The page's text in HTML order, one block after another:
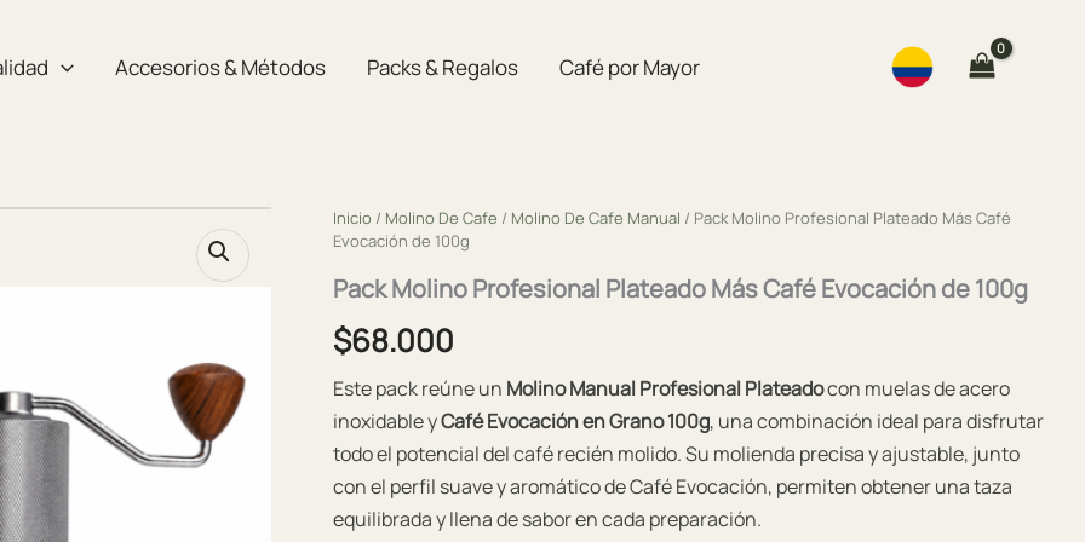
Accesorios & Métodos Packs & Regalos Café por Mayor
Inicio / Molino De Cafe / Molino De Cafe Manual / Pack Molino Profesional Plateado Más Café
Evocación de 100g
Pack Molino Profesional Plateado Más Café Evocación de 100g
$68.000
Este pack reúne un Molino Manual Profesional Plateadocon muelas de acero
inoxidable yCafé Evocación en Grano 100g, una combinación ideal para disfrutar
todo el potencial del café recién molido. Su molienda precisa y ajustable, junto
con el perfil suave y aromático de Café Evocación, permiten obtener una taza
equilibrada y llena de sabor en cada preparación.